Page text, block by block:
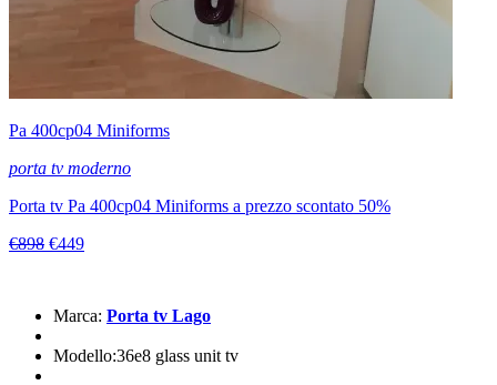
Pa 400cp04 Miniforms
porta tv moderno
Porta tv Pa 400cp04 Miniforms a prezzo scontato 50%
€898 €449
Marca: Porta tv Lago
Modello:36e8 glass unit tv